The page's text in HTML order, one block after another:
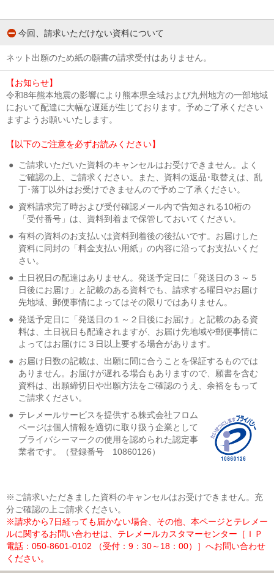
今回、請求いただけない資料について
ネット出願のため紙の願書の請求受付はありません。
【お知らせ】
令和8年熊本地震の影響により熊本県全域および九州地方の一部地域
において配達に大幅な遅延が生じております。予めご了承ください
ますようお願いいたします。
【以下のご注意を必ずお読みください】
●
ご請求いただいた資料のキャンセルはお受けできません。よく
ご確認の上、ご請求ください。また、資料の返品･取替えは、乱
丁･落丁以外はお受けできませんので予めご了承ください。
● 資料請求完了時および受付確認メール内で告知される10桁の
「受付番号」は、資料到着まで保管しておいてください。
● 有料の資料のお支払いは資料到着後の後払いです。お届けした
資料に同封の「料金支払い用紙」の内容に沿ってお支払いくだ
さい。
● 土日祝日の配達はありません。発送予定日に「発送日の３～５
日後にお届け」と記載のある資料でも、請求する曜日やお届け
先地域、郵便事情によってはその限りではありません。
● 発送予定日に「発送日の１～２日後にお届け」と記載のある資
料は、土日祝日も配達されますが、お届け先地域や郵便事情に
よってはお届けに３日以上要する場合があります。
● お届け日数の記載は、出願に間に合うことを保証するものでは
ありません。お届けが遅れる場合もありますので、願書を含む
資料は、出願締切日や出願方法をご確認のうえ、余裕をもって
ご請求ください。
● テレメールサービスを提供する株式会社フロム
ページは個人情報を適切に取り扱う企業として
プライバシーマークの使用を認められた認定事
業者です。（登録番号 10860126）
※ご請求いただきました資料のキャンセルはお受けできません。充
分ご確認の上ご請求ください。
※請求から7日経っても届かない場合、その他、本ページとテレメー
ルに関するお問い合わせは、テレメールカスタマーセンター［ＩＰ
電話：050-8601-0102 （受付：9：30～18：00）］へお問い合わせ
ください。